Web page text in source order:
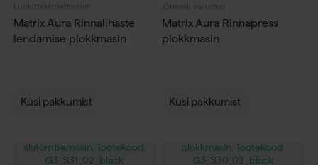
Luokittelemattomat
Matrix Aura Rinnalihaste
lendamise plokkmasin
Küsi pakkumist
Jõusaali varustus
Matrix Aura Rinnapress
plokkmasin
Küsi pakkumist